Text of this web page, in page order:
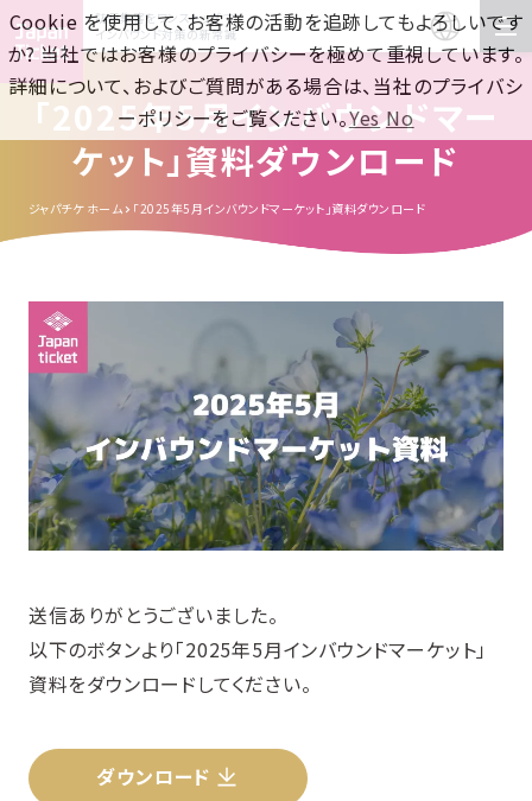
訪日集客をワンストップで！
インバウンド対策の新常識
「2025年5月インバウンドマー
ケット」資料ダウンロード
ジャパチケ ホーム 「2025年5月インバウンドマーケット」資料ダウンロード
送信ありがとうございました。
以下のボタンより「2025年5月インバウンドマーケット」
資料をダウンロードしてください。
ダウンロード
Cookie を使用して、お客様の活動を追跡してもよろしいです
か? 当社ではお客様のプライバシーを極めて重視しています。
詳細について、およびご質問がある場合は、当社のプライバシ
ーポリシーをご覧ください。Yes No